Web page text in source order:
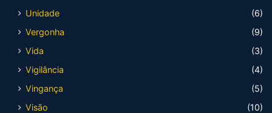
Unidade
(6)
Vergonha
(9)
Vida
(3)
Vigilância
(4)
Vingança
(5)
Visão
(10)